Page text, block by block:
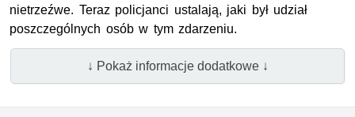
nietrzeźwe. Teraz policjanci ustalają, jaki był udział
poszczególnych osób w tym zdarzeniu.
↓ Pokaż informacje dodatkowe ↓